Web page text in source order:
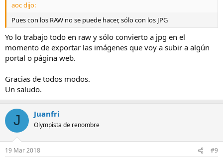
aoc dijo:
Pues con los RAW no se puede hacer, sólo con los JPG
Yo lo trabajo todo en raw y sólo convierto a jpg en el
momento de exportar las imágenes que voy a subir a algún
portal o página web.
Gracias de todos modos.
Un saludo.
J Juanfri
Olympista de renombre
19 Mar 2018 #9